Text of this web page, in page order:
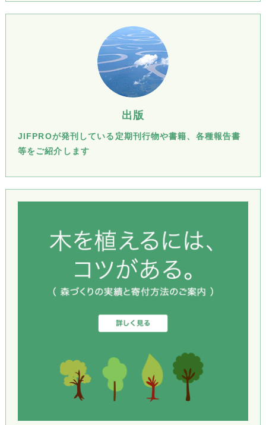
出版
JIFPROが発刊している定期刊行物や書籍、各種報告書
等をご紹介します